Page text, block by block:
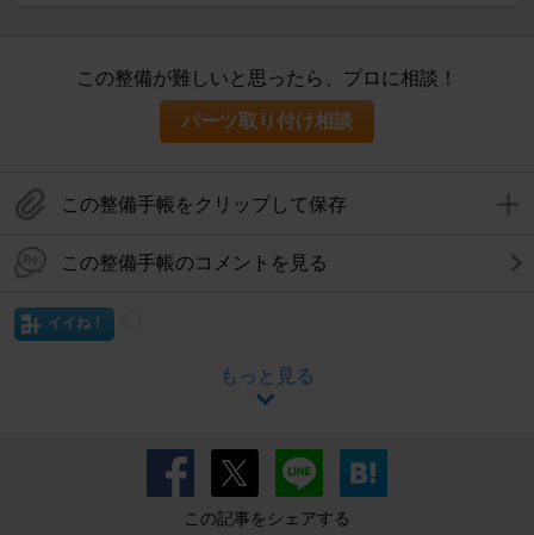
この整備が難しいと思ったら、プロに相談！
パーツ取り付け相談
この整備手帳をクリップして保存
この整備手帳のコメントを見る
イイね！
もっと見る
この記事をシェアする